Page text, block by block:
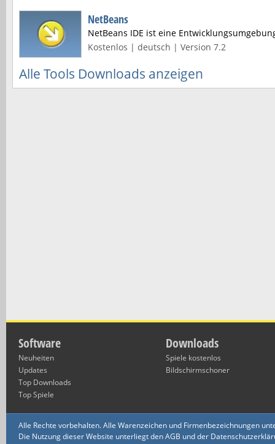
NetBeans
NetBeans IDE ist eine
Kostenlos | deutsch | Version 7.2
Alle Tools Downloads anzeigen
Software
Neuheiten
Updates
Top Downloads
Top Spiele
Downloads
Spiele kostenlos
Bildschirmschoner
Alle Rechte vorbehalten. Alle Warenzeichen und Firmenbezeichnungen
Die Nutzung dieser Website unterliegt den AGB und der